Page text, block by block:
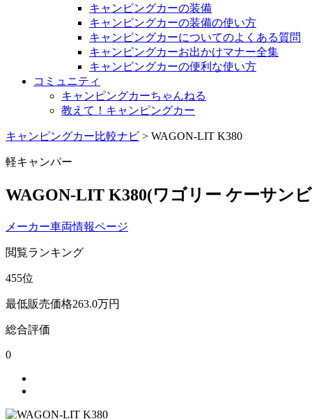
キャンピングカーの装備
キャンピングカーの装備の使い方
キャンピングカーについてのよくある質問
キャンピングカーお出かけマナー全集
キャンピングカーの便利な使い方
コミュニティ
キャンピングカーちゃんねる
教えて！キャンピングカー
キャンピングカー比較ナビ > WAGON-LIT K380
軽キャンパー
WAGON-LIT K380(ワゴリー ケーサン
メーカー車両情報ページ
閲覧ランキング
455位
最低販売価格263.0万円
総合評価
0